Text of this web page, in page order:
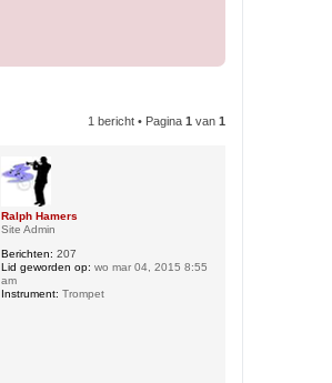
1 bericht • Pagina 1 van 1
Ralph Hamers
Site Admin
Berichten: 207
Lid geworden op: wo mar 04, 2015 8:55
am
Instrument: Trompet